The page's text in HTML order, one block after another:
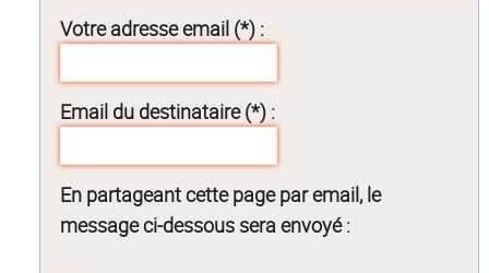
Votre adresse email (*) :
Email du destinataire (*) :
En partageant cette page par email, le
message ci-dessous sera envoyé :